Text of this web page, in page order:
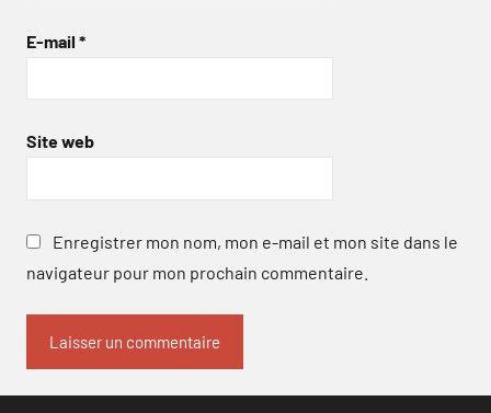
E-mail *
Site web
Enregistrer mon nom, mon e-mail et mon site dans le
navigateur pour mon prochain commentaire.